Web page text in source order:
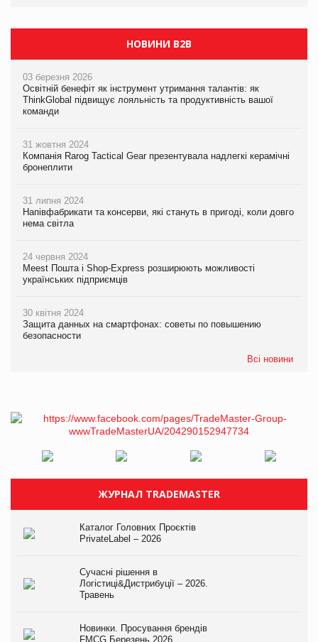
НОВИНИ B2B
03 березня 2026
Освітній бенефіт як інструмент утримання талантів: як
ThinkGlobal підвищує лояльність та продуктивність вашої
команди
31 жовтня 2024
Компанія Rarog Tactical Gear презентувала надлегкі керамічні
бронеплити
31 липня 2024
Напівфабрикати та консерви, які стануть в пригоді, коли довго
нема світла
24 червня 2024
Meest Пошта і Shop-Express розширюють можливості
українських підприємців
30 квітня 2024
Защита данных на смартфонах: советы по повышению
безопасности
Всі новини
ЖУРНАЛ TRADEMASTER
Каталог Головних Проєктів
PrivateLabel – 2026
Сучасні рішення в
Логістиці&Дистрибуції – 2026.
Травень
Новинки. Просування брендів
FMCG.Березень 2026